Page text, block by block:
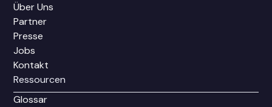
Über Uns
Partner
Presse
Jobs
Kontakt
Ressourcen
Glossar